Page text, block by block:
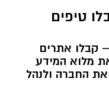
טיפים
קבלו אתרים
מלוא המידע
החברה ולנהל